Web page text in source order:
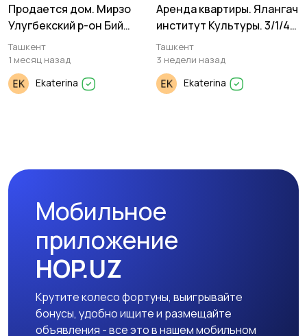
Продается дом. Мирзо
Улугбекский р-он Бий
Дагестанская. 5 соток.
Ташкент
1 месяц назад
Ekaterina
Аренда квартиры. Ялангач
институт Культуры. 3/1/4
64м²
Ташкент
3 недели назад
Ekaterina
Мобильное
приложение
HOP.UZ
Крутите колесо фортуны, выигрывайте
бонусы, удобно ищите и размещайте
объявления - все это в нашем мобильном